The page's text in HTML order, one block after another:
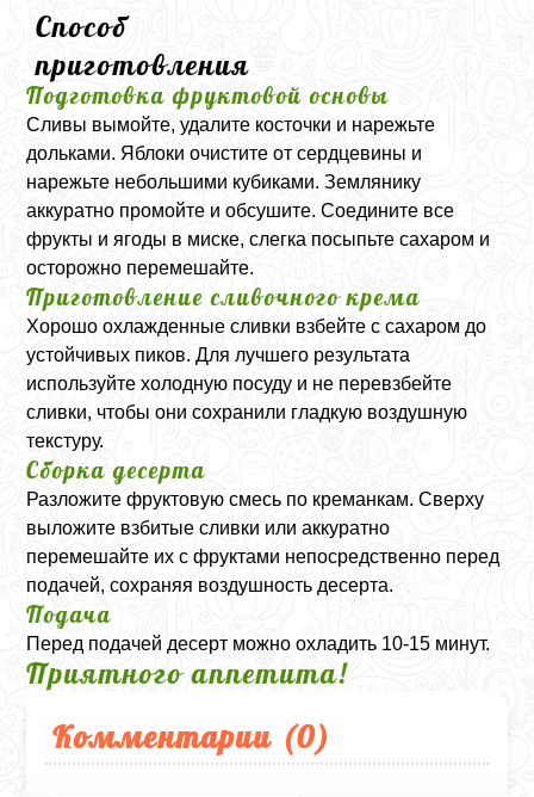
Способ
приготовления
Подготовка фруктовой основы
Сливы вымойте, удалите косточки и нарежьте
дольками. Яблоки очистите от сердцевины и
нарежьте небольшими кубиками. Землянику
аккуратно промойте и обсушите. Соедините все
фрукты и ягоды в миске, слегка посыпьте сахаром и
осторожно перемешайте.
Приготовление сливочного крема
Хорошо охлажденные сливки взбейте с сахаром до
устойчивых пиков. Для лучшего результата
используйте холодную посуду и не перевзбейте
сливки, чтобы они сохранили гладкую воздушную
текстуру.
Сборка десерта
Разложите фруктовую смесь по креманкам. Сверху
выложите взбитые сливки или аккуратно
перемешайте их с фруктами непосредственно перед
подачей, сохраняя воздушность десерта.
Подача
Перед подачей десерт можно охладить 10-15 минут.
Приятного аппетита!
Комментарии (0)